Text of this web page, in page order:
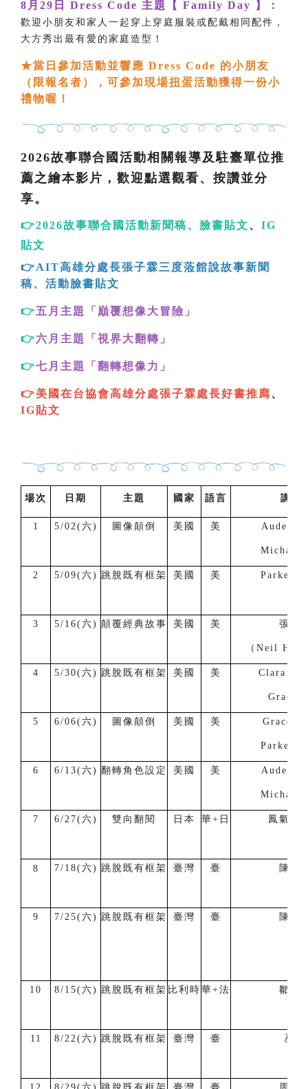
8月29日 Dress Code 主題【 Family Day 】：
歡迎小朋友和家人一起穿上穿庭服裝或配戴相同配件，
大方秀出最有愛的家庭造型！
★當日參加活動並響應 Dress Code 的小朋友
（限報名者），可參加現場扭蛋活動獲得一份小
禮物喔！
2026故事聯合國活動相關報導及駐臺單位推
薦之繪本影片，歡迎點選觀看、按讚並分
享。
👉2026故事聯合國活動新聞稿、 臉書貼文、 IG
貼文
👉AIT高雄分處長張子霖三度蒞館說故事新聞
稿、 活動臉書貼文
👉五月主題「巔覆想像大冒險 」
👉六月主題「視界大翻轉 」
👉七月主題「翻轉想像力 」
👉美國在台協會高雄分處張子霖處長好書推廌、
IG貼文
場次 日期 主題 國家 語言 講
1 5/02(六) 圖像顛倒 美國 美 Auden
Michael
2 5/09(六) 跳脫既有框架 美國 美 Parker
3 5/16(六) 顛覆經典故事 美國 美 張子
（Neil H.
4 5/30(六) 跳脫既有框架 美國 美 Clara
Grace
5 6/06(六) 圖像顛倒 美國 美 Grace
Parker
6 6/13(六) 翻轉角色設定 美國 美 Auden
Michael
7 6/27(六) 雙向翻閱 日本 華+日 鳳氣至
8 7/18(六) 跳脫既有框架 臺灣 臺 陳正
9 7/25(六) 跳脫既有框架 臺灣 臺 陳韋
10 8/15(六) 跳脫既有框架 比利時 華+法 鄒宏
11 8/22(六) 跳脫既有框架 臺灣 臺 巫瓦